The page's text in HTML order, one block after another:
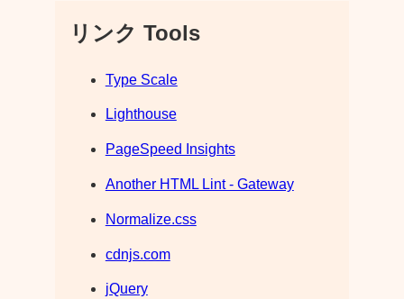
リンク Tools
Type Scale
Lighthouse
PageSpeed Insights
Another HTML Lint - Gateway
Normalize.css
cdnjs.com
jQuery